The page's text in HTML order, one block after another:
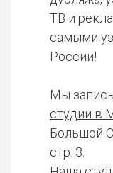
ТВ и
самыми
России!
Мы
студии в
Большой
стр. 3.